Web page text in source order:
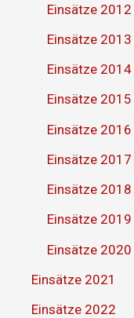
Einsätze 2012
Einsätze 2013
Einsätze 2014
Einsätze 2015
Einsätze 2016
Einsätze 2017
Einsätze 2018
Einsätze 2019
Einsätze 2020
Einsätze 2021
Einsätze 2022